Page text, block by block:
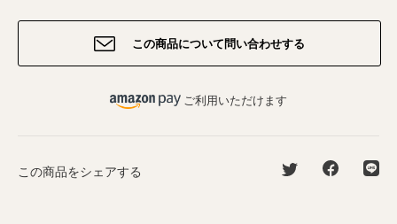
この商品について問い合わせする
ご利用いただけます
この商品をシェアする